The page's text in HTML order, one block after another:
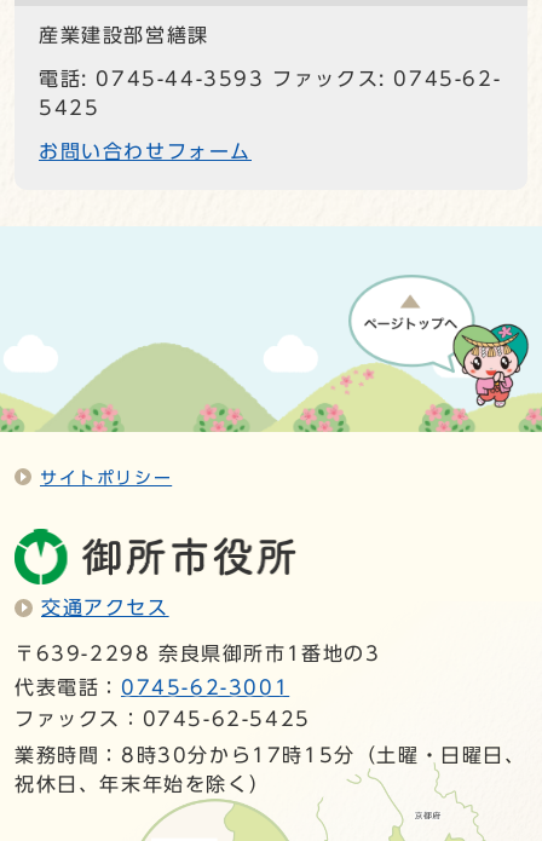
産業建設部営繕課
電話: 0745-44-3593 ファックス: 0745-62-
5425
お問い合わせフォーム
サイトポリシー
交通アクセス
〒639-2298 奈良県御所市1番地の3
代表電話： 0745-62-3001
ファックス：0745-62-5425
業務時間：8時30分から17時15分（土曜・日曜日、
祝休日、年末年始を除く）